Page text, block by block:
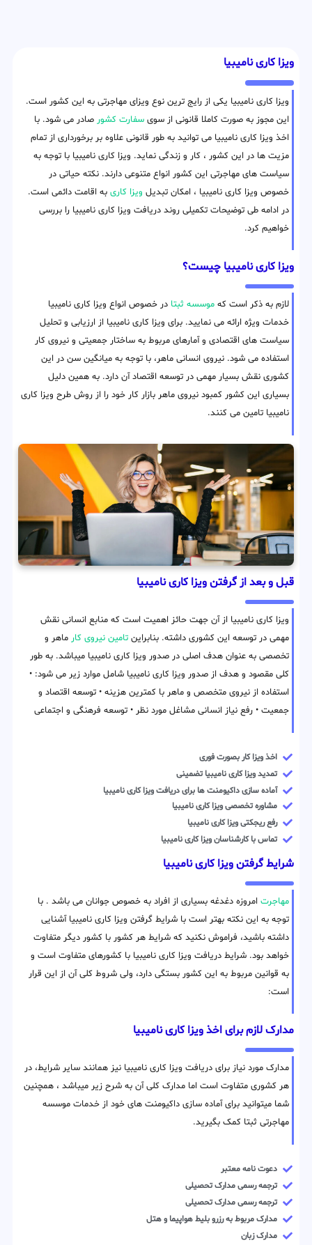
ویزا کاری نامیبیا
ویزا کاری نامیبیا یکی از رایج ترین نوع ویزای مهاجرتی به این کشور است.
این مجوز به صورت کاملا قانونی از سوی سفارت کشور صادر می شود. با
اخذ ویزا کاری نامیبیا می توانید به طور قانونی علاوه بر برخورداری از تمام
مزیت ها در این کشور ، کار و زندگی نماید. ویزا کاری نامیبیا با توجه به
سیاست های مهاجرتی این کشور انواع متنوعی دارند. نکته حیاتی در
خصوص ویزا کاری نامیبیا ، امکان تبدیل ویزا کاری به اقامت دائمی است.
در ادامه طی توضیحات تکمیلی روند دریافت ویزا کاری نامیبیا را بررسی
خواهیم کرد.
ویزا کاری نامیبیا چیست؟
لازم به ذکر است که موسسه ثبتا در خصوص انواع ویزا کاری نامیبیا
خدمات ویژه ارائه می نمایید. برای ویزا کاری نامیبیا از ارزیابی و تحلیل
سیاست های اقتصادی و آمارهای مربوط به ساختار جمعیتی و نیروی کار
استفاده می شود. نیروی انسانی ماهر، با توجه به میانگین سن در این
کشوری نقش بسیار مهمی در توسعه اقتصاد آن دارد. به همین دلیل
بسیاری این کشور کمبود نیروی ماهر بازار کار خود را از روش طرح ویزا کاری
نامیبیا تامین می کنند.
قبل و بعد از گرفتن ویزا کاری نامیبیا
ویزا کاری نامیبیا از آن جهت حائز اهمیت است که منابع انسانی نقش
مهمی در توسعه این کشوری داشته. بنابراین تامین نیروی کار ماهر و
تخصصی به عنوان هدف اصلی در صدور ویزا کاری نامیبیا میباشد. به طور
کلی مقصود و هدف از صدور ویزا کاری نامیبیا شامل موارد زیر می شود: •
استفاده از نیروی متخصص و ماهر با کمترین هزینه • توسعه اقتصاد و
جمعیت • رفع نیاز انسانی مشاغل مورد نظر • توسعه فرهنگی و اجتماعی
اخذ ویزا کار بصورت فوری
تمدید ویزا کاری نامیبیا تضمینی
آماده سازی داکیومنت ها برای دریافت ویزا کاری نامیبیا
مشاوره تخصصی ویزا کاری نامیبیا
رفع ریجکتی ویزا کاری نامیبیا
تماس با کارشناسان ویزا کاری نامیبیا
شرایط گرفتن ویزا کاری نامیبیا
مهاجرت امروزه دغدغه بسیاری از افراد به خصوص جوانان می باشد . با
توجه به این نکته بهتر است با شرایط گرفتن ویزا کاری نامیبیا آشنایی
داشته باشید، فراموش نکنید که شرایط هر کشور با کشور دیگر متفاوت
خواهد بود. شرایط دریافت ویزا کاری نامیبیا با کشورهای متفاوت است و
به قوانین مربوط به این کشور بستگی دارد، ولی شروط کلی آن از این قرار
است:
مدارک لازم برای اخذ ویزا کاری نامیبیا
مدارک مورد نیاز برای دریافت ویزا کاری نامیبیا نیز همانند سایر شرایط، در
هر کشوری متفاوت است اما مدارک کلی آن به شرح زیر میباشد ، همچنین
شما میتوانید برای آماده سازی داکیومنت های خود از خدمات موسسه
مهاجرتی ثبتا کمک بگیرید.
دعوت نامه معتبر
ترجمه رسمی مدارک تحصیلی
ترجمه رسمی مدارک تحصیلی
مدارک مربوط به رزرو بلیط هواپیما و هتل
مدارک زبان